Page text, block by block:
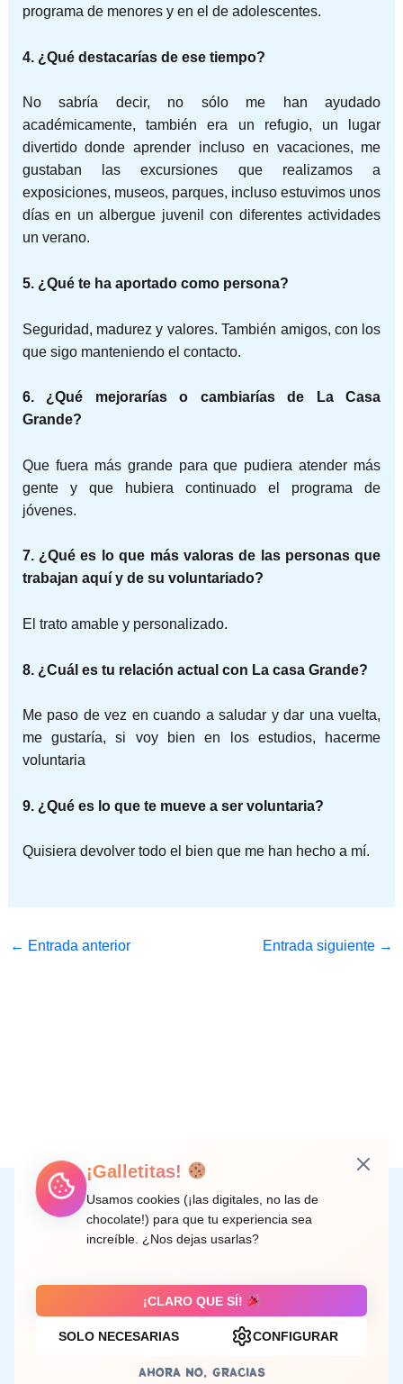
programa de menores y en el de adolescentes.
4. ¿Qué destacarías de ese tiempo?
No sabría decir, no sólo me han ayudado
académicamente, también era un refugio, un lugar
divertido donde aprender incluso en vacaciones, me
gustaban las excursiones que realizamos a
exposiciones, museos, parques, incluso estuvimos unos
días en un albergue juvenil con diferentes actividades
un verano.
5. ¿Qué te ha aportado como persona?
Seguridad, madurez y valores. También amigos, con los
que sigo manteniendo el contacto.
6. ¿Qué mejorarías o cambiarías de La Casa
Grande?
Que fuera más grande para que pudiera atender más
gente y que hubiera continuado el programa de
jóvenes.
7. ¿Qué es lo que más valoras de las personas que
trabajan aquí y de su voluntariado?
El trato amable y personalizado.
8. ¿Cuál es tu relación actual con La casa Grande?
Me paso de vez en cuando a saludar y dar una vuelta,
me gustaría, si voy bien en los estudios, hacerme
voluntaria
9. ¿Qué es lo que te mueve a ser voluntaria?
Quisiera devolver todo el bien que me han hecho a mí.
← Entrada anterior Entrada siguiente →
Instagram
Facebook
X LinkedIn
Correo electrónico
C/ Doctor Rodríguez de la Fuente, 8 València
Aviso legal
¡Galletitas!
Usamos cookies (¡las digitales, no las de
chocolate!) para que tu experiencia sea
increíble. ¿Nos dejas usarlas?
¡CLARO QUE SÍ!
SOLO NECESARIAS CONFIGURAR
AHORA NO, GRACIAS